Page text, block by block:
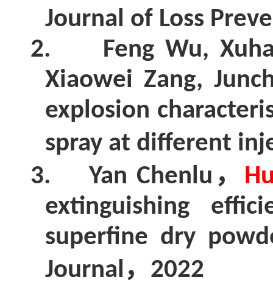
Journal of Loss
2.
Feng Wu,
Xiaowei Zang,
explosion
spray at different
3.
Yan Chenlu ，
extinguishing
superfine dry
Journal ， 2022